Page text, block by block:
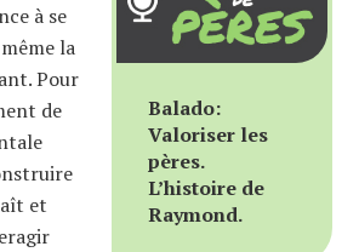
Balado:
Valoriser les
pères.
L’histoire de
Raymond.
à se
la
Pour
de
et